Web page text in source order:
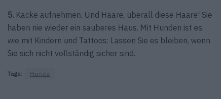
5. Kacke aufnehmen. Und Haare, überall diese Haare! Sie
haben nie wieder ein sauberes Haus. Mit Hunden ist es
wie mit Kindern und Tattoos: Lassen Sie es bleiben, wenn
Sie sich nicht vollständig sicher sind.
Tags: Hunde